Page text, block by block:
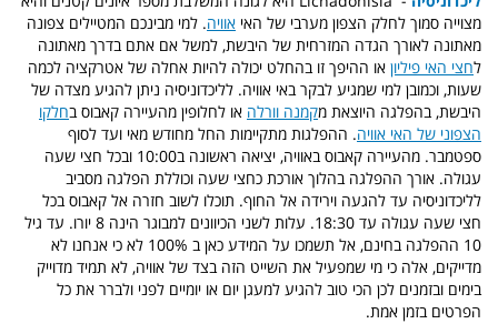
מצוייה סמוך לחלק הצפון מערבי של האי אוויה. למי מבינכם המטיילים צפונה
מאתונה לאורך הגדה המזרחית של היבשת, למשל אם אתם בדרך מאתונה
לחצי האי פיליון או ההיפך זו בהחלט יכולה להיות אחלה של אטרקציה לכמה
שעות, וכמובן למי שמגיע לבקר באי אוויה. לליכדוניסיה ניתן להגיע מצדה של
היבשת, בהפלגה היוצאת מקמנה וורלה או לחלופין מהעיירה קאבוס בחלקו
הצפוני של האי אוויה. ההפלגות מתקיימות החל מחודש מאי ועד לסוף
ספטמבר.
מהעיירה קאבוס באוויה, יציאה ראשונה ב10:00 ובכל חצי שעה
עגולה. אורך ההפלגה בהלוך אורכת כחצי שעה וכוללת הפלגה מסביב
לליכדוניסיה עד להגעה וירידה אל החוף. תוכלו לשוב חזרה אל קאבוס בכל
חצי שעה עגולה עד 18:30. עלות לשני הכיוונים למבוגר הינה 8 יורו. עד גיל
10 ההפלגה בחינם, אל תשמכו על המידע כאן ב 100% לא כי אנחנו לא
מדייקים, אלה כי מי שמפעיל את השייט הזה בצד של אוויה, לא תמיד מדוייק
בימים ובזמנים לכן הכי טוב להגיע למעגן יום או יומיים לפני ולברר את כל
הפרטים בזמן אמת.